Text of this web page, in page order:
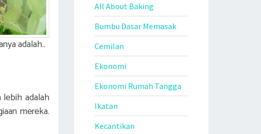
adalah..
adalah
mereka.
All About Baking
Bumbu Dasar Memasak
Cemilan
Ekonomi
Ekonomi Rumah Tangga
Ikatan
Kecantikan